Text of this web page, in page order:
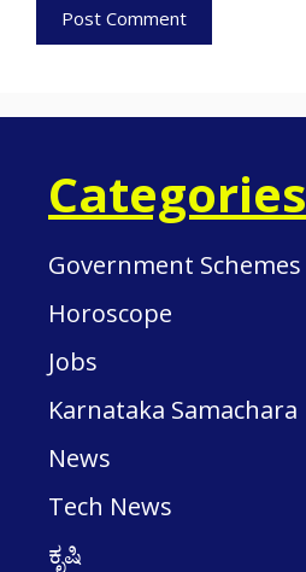
Categories
Government Schemes
Horoscope
Jobs
Karnataka Samachara
News
Tech News
ಕೃಷಿ